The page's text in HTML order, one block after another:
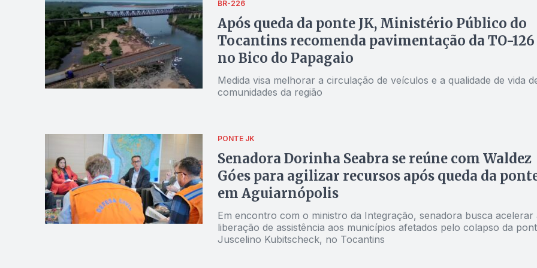
BR-226
Após queda da ponte JK, Ministério Público do
Tocantins recomenda pavimentação da TO-126
no Bico do Papagaio
Medida visa melhorar a circulação de veículos e a qualidade de vida
comunidades da região
PONTE JK
Senadora Dorinha Seabra se reúne com Waldez
Góes para agilizar recursos após queda da
em Aguiarnópolis
Em encontro com o ministro da Integração, senadora busca acelerar
liberação de assistência aos municípios afetados pelo colapso da
Juscelino Kubitscheck, no Tocantins